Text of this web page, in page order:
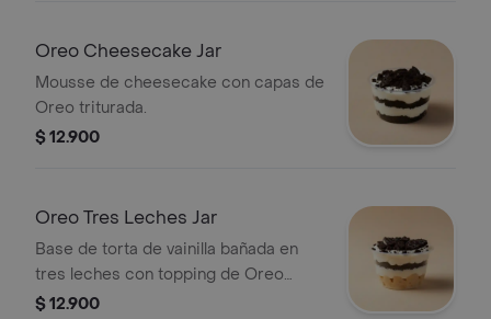
Oreo Cheesecake Jar
Mousse de cheesecake con capas de
Oreo triturada.
$ 12.900
Oreo Tres Leches Jar
Base de torta de vainilla bañada en
tres leches con topping de Oreo
triturada.
$ 12.900